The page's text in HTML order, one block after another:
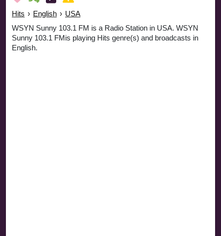
Hits › English › USA
WSYN Sunny 103.1 FM is a Radio Station in USA. WSYN
Sunny 103.1 FMis playing Hits genre(s) and broadcasts in
English.